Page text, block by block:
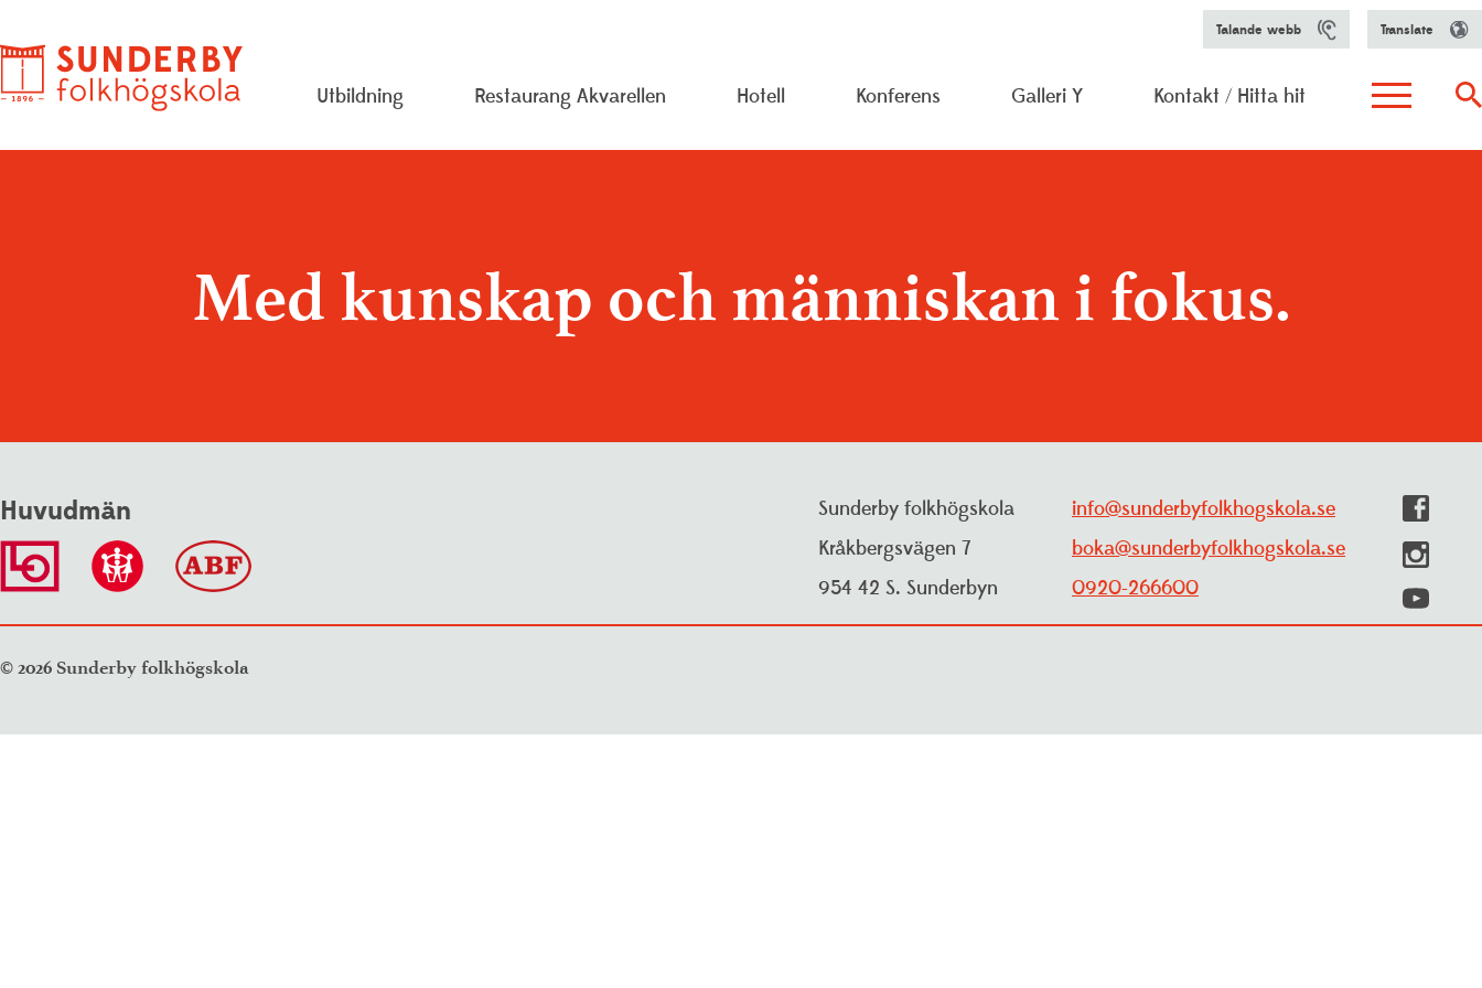
Utbildning Restaurang Akvarellen Hotell Konferens Galleri Y Kontakt / Hitta hit
Lediga jobb
Projekt
Resurscentrum
Talande webb Translate
Med kunskap och människan i fokus.
Huvudmän
Sunderby folkhögskola
Kråkbergsvägen 7
954 42 S. Sunderbyn
info@sunderbyfolkhogskola.se
boka@sunderbyfolkhogskola.se
0920-266600
© 2026 Sunderby folkhögskola